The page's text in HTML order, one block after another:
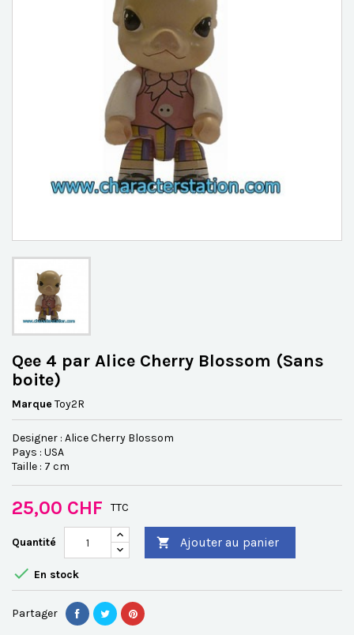
Qee 4 par Alice Cherry Blossom (Sans
boite)
Marque Toy2R
Designer : Alice Cherry Blossom
Pays : USA
Taille : 7 cm
25,00 CHF TTC
Quantité  Ajouter au panier
 En stock
Partager